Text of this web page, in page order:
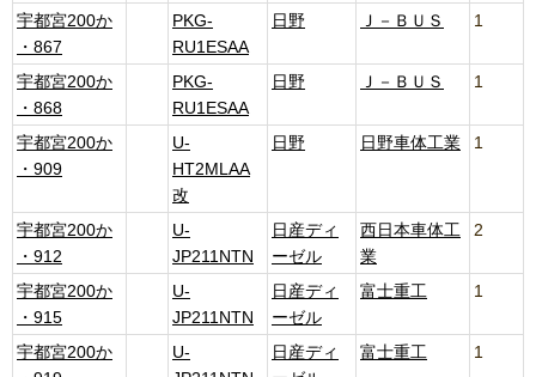
宇都宮200か
・867
PKG-
RU1ESAA
日野 Ｊ－ＢＵＳ 1
宇都宮200か
・868
PKG-
RU1ESAA
日野 Ｊ－ＢＵＳ 1
宇都宮200か
・909
U-
HT2MLAA
改
日野 日野車体工業 1
宇都宮200か
・912
U-
JP211NTN
日産ディ
ーゼル
西日本車体工
業
2
宇都宮200か
・915
U-
JP211NTN
日産ディ
ーゼル
富士重工 1
宇都宮200か
U-
日産ディ
富士重工 1